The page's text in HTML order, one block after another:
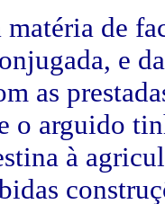
matéria de
e
as
o arguido
à